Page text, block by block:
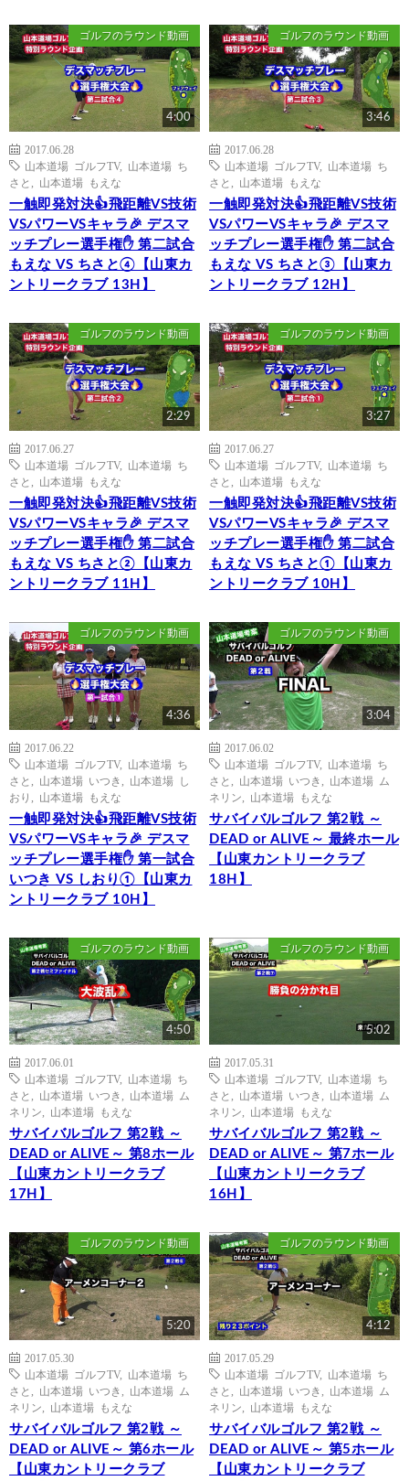
ゴルフのラウンド動画
4:00
2017.06.28
山本道場 ゴルフTV, 山本道場 ち
さと
山本道場 もえな
一触即発対決👍飛距離VS技術
VSパワーVSキャラ🎉 デスマ
ッチプレー選手権✋ 第二試合
もえな VS ちさと④【山東カ
ントリークラブ 13H】
ゴルフのラウンド動画
3:46
2017.06.28
山本道場 ゴルフTV, 山本道場 ち
さと
山本道場 もえな
一触即発対決👍飛距離VS技術
VSパワーVSキャラ🎉 デスマ
ッチプレー選手権✋ 第二試合
もえな VS ちさと③【山東カ
ントリークラブ 12H】
ゴルフのラウンド動画
2:29
2017.06.27
山本道場 ゴルフTV, 山本道場 ち
さと
山本道場 もえな
一触即発対決👍飛距離VS技術
VSパワーVSキャラ🎉 デスマ
ッチプレー選手権✋ 第二試合
もえな VS ちさと②【山東カ
ントリークラブ 11H】
ゴルフのラウンド動画
3:27
2017.06.27
山本道場 ゴルフTV, 山本道場 ち
さと
山本道場 もえな
一触即発対決👍飛距離VS技術
VSパワーVSキャラ🎉 デスマ
ッチプレー選手権✋ 第二試合
もえな VS ちさと①【山東カ
ントリークラブ 10H】
ゴルフのラウンド動画
4:36
2017.06.22
山本道場 ゴルフTV, 山本道場 ち
さと
山本道場 いつき
山本道場 し
おり
山本道場 もえな
一触即発対決👍飛距離VS技術
VSパワーVSキャラ🎉 デスマ
ッチプレー選手権✋ 第一試合
いつき VS しおり①【山東カ
ントリークラブ 10H】
ゴルフのラウンド動画
3:04
2017.06.02
山本道場 ゴルフTV, 山本道場 ち
さと
山本道場 いつき
山本道場 ム
ネリン
山本道場 もえな
サバイバルゴルフ 第2戦 ～
DEAD or ALIVE～ 最終ホール
【山東カントリークラブ
18H】
ゴルフのラウンド動画
4:50
2017.06.01
山本道場 ゴルフTV, 山本道場 ち
さと
山本道場 いつき
山本道場 ム
ネリン
山本道場 もえな
サバイバルゴルフ 第2戦 ～
DEAD or ALIVE～ 第8ホール
【山東カントリークラブ
17H】
ゴルフのラウンド動画
5:02
2017.05.31
山本道場 ゴルフTV, 山本道場 ち
さと
山本道場 いつき
山本道場 ム
ネリン
山本道場 もえな
サバイバルゴルフ 第2戦 ～
DEAD or ALIVE～ 第7ホール
【山東カントリークラブ
16H】
ゴルフのラウンド動画
5:20
2017.05.30
山本道場 ゴルフTV, 山本道場 ち
さと
山本道場 いつき
山本道場 ム
ネリン
山本道場 もえな
サバイバルゴルフ 第2戦 ～
DEAD or ALIVE～ 第6ホール
【山東カントリークラブ
ゴルフのラウンド動画
4:12
2017.05.29
山本道場 ゴルフTV, 山本道場 ち
さと
山本道場 いつき
山本道場 ム
ネリン
山本道場 もえな
サバイバルゴルフ 第2戦 ～
DEAD or ALIVE～ 第5ホール
【山東カントリークラブ